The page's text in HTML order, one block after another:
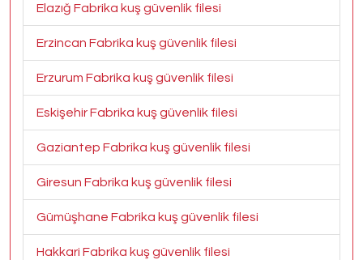
Elazığ Fabrika kuş güvenlik filesi
Erzincan Fabrika kuş güvenlik filesi
Erzurum Fabrika kuş güvenlik filesi
Eskişehir Fabrika kuş güvenlik filesi
Gaziantep Fabrika kuş güvenlik filesi
Giresun Fabrika kuş güvenlik filesi
Gümüşhane Fabrika kuş güvenlik filesi
Hakkari Fabrika kuş güvenlik filesi